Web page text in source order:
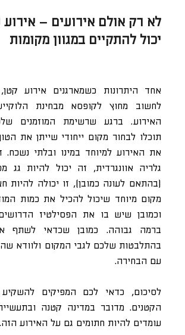
לא רק אולם אירועים – אירוע
יכול להתקיים במגוון מקומות
אחד היתרונות כשמארגנים אירוע
לחשוב מחוץ לקופסא מבחינת
האירוע. ברגע שרשימת המוזמנים
תוכלו לבחור מקום ייחודי שייתן את
את האירוע למיוחד במינו ובלתי נשכח.
גלריה אוונגרדית, זה יכול להיות גג
(בהתאם לעונה כמובן), זו יכולה להיות
מקום מיוחד שיכול להכיל את כמות
וכמובן שיש בו את הפסילטיז
ברמה גבוהה. כמובן שכדאי לשתף
בהתלבטות שלכם לגבי המקום ולוודא
עם הבחירה.
לסיכום, כדאי לכם המפיקים להשקיע
הקטנים. מדובר במדינה קטנה
עומדים להיות חתומים גם על האירוע הזה.